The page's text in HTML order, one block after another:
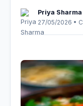
Priya Sharma
27/05/2026 •